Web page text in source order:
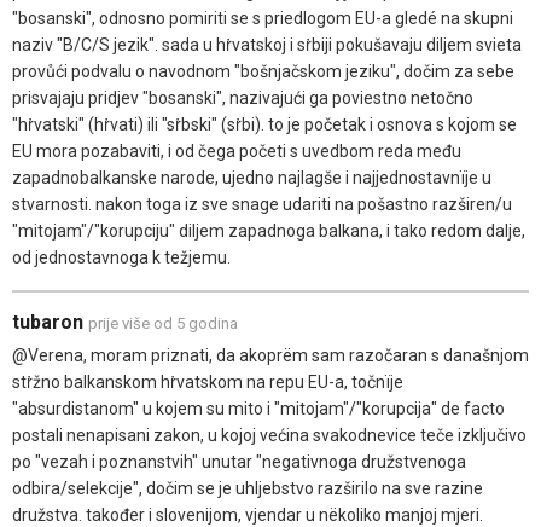
"bosanski", odnosno pomiriti se s priedlogom EU-a gledé na skupni
naziv "B/C/S jezik". sada u hṙvatskoj i sṙbiji pokušavaju diljem svieta
provůći podvalu o navodnom "bošnjačskom jeziku", dočim za sebe
prisvajaju pridjev "bosanski", nazivajući ga poviestno netočno
"hṙvatski" (hṙvati) ili "sṙbski" (sṙbi). to je početak i osnova s kojom se
EU mora pozabaviti, i od čega početi s uvedbom reda među
zapadnobalkanske narode, ujedno najlagše i najjednostavnïje u
stvarnosti. nakon toga iz sve snage udariti na pošastno razširen/u
"mitojam"/"korupciju" diljem zapadnoga balkana, i tako redom dalje,
od jednostavnoga k težjemu.
tubaron prije više od 5 godina
@Verena, moram priznati, da akoprëm sam razočaran s današnjom
stṙžno balkanskom hṙvatskom na repu EU-a, točnïje
"absurdistanom" u kojem su mito i "mitojam"/"korupcija" de facto
postali nenapisani zakon, u kojoj većina svakodnevice teče izključivo
po "vezah i poznanstvih" unutar "negativnoga družstvenoga
odbira/selekcije", dočim se je uhljebstvo razširilo na sve razine
družstva. također i slovenijom, vjendar u nëkoliko manjoj mjeri.